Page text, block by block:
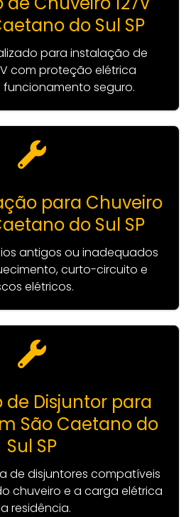
do Sul SP
para instalação de
com proteção elétrica
seguro.
para Chuveiro
do Sul SP
antigos ou inadequados
curto-circuito e
elétricos.
Disjuntor para
São Caetano do
Sul SP
de disjuntores compatíveis
chuveiro e a carga elétrica
residência.